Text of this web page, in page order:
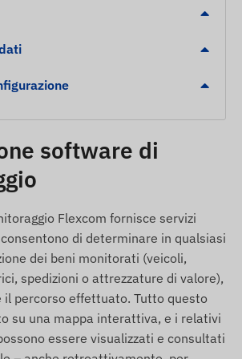
quindi non è necessario toglierlo
il sistema a risparmio energetico
con accesso remoto.
di emergenza SOS con la
solo tasto.
cadute e invio di un allarme
dal polso (allarme
software di
Flexcom fornisce servizi
di determinare in qualsiasi
dei beni monitorati (veicoli,
spedizioni o attrezzature di valore),
il percorso effettuato. Tutto questo
su una mappa interattiva, e i relativi
essere visualizzati e consultati